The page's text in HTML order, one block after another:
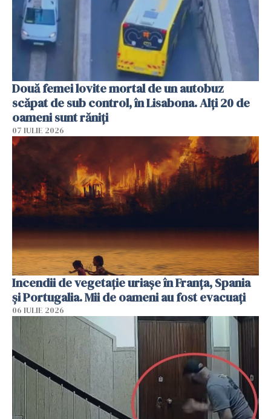
Două femei lovite mortal de un autobuz
scăpat de sub control, în Lisabona. Alți 20 de
oameni sunt răniți
07 IULIE 2026
Incendii de vegetație uriașe în Franța, Spania
și Portugalia. Mii de oameni au fost evacuați
06 IULIE 2026